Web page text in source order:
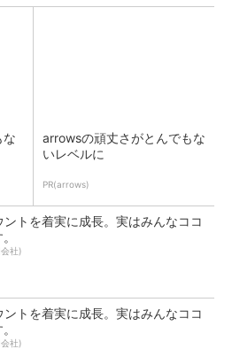
な
arrowsの頑丈さがとんでもな
いレベルに
PR(arrows)
ントを着実に成長。実はみんなココ
社)
ントを着実に成長。実はみんなココ
社)